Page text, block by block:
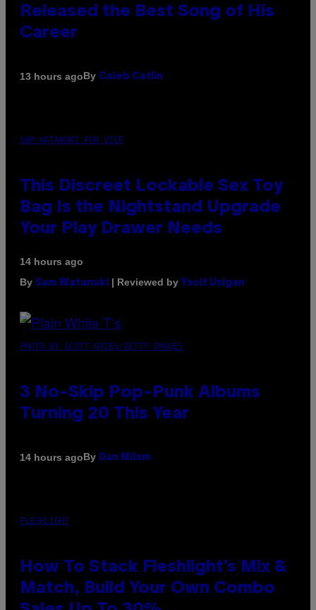
Released the Best Song of His
Career
13 hours agoBy Caleb Catlin
SAM WATANUKI FOR VICE
This Discreet Lockable Sex Toy
Bag Is the Nightstand Upgrade
Your Play Drawer Needs
14 hours ago
By Sam Watanuki | Reviewed by Ysolt Usigan
PHOTO BY SCOTT GRIES/GETTY IMAGES
3 No-Skip Pop-Punk Albums
Turning 20 This Year
14 hours agoBy Dan Milam
FLESHLIGHT
How To Stack Fleshlight’s Mix &
Match, Build Your Own Combo